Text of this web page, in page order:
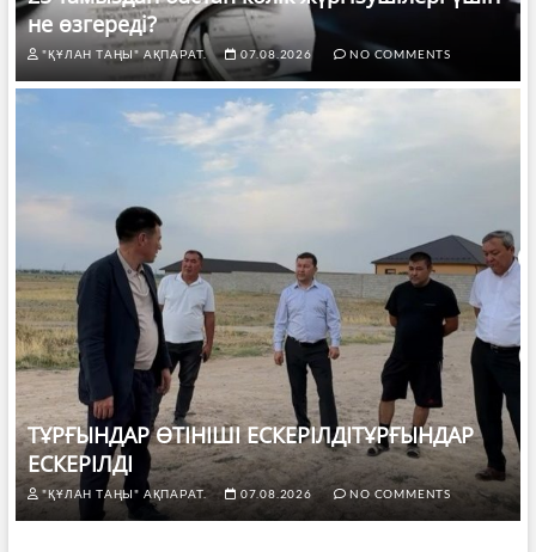
не өзгереді?
"ҚҰЛАН ТАҢЫ" АҚПАРАТ. 07.08.2026 NO COMMENTS
ТҰРҒЫНДАР ӨТІНІШІ ЕСКЕРІЛДІТҰРҒЫНДАР
ЕСКЕРІЛДІ
"ҚҰЛАН ТАҢЫ" АҚПАРАТ. 07.08.2026 NO COMMENTS